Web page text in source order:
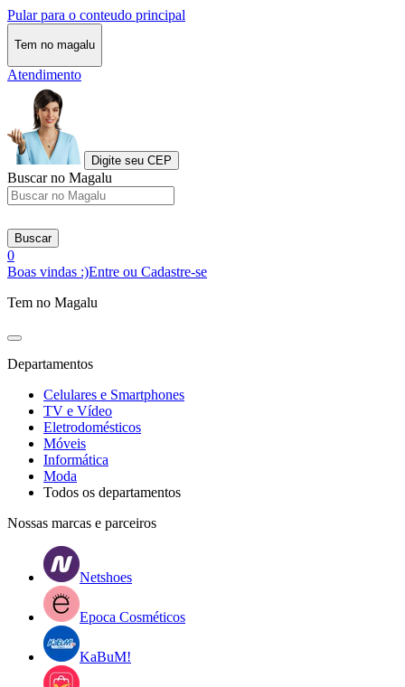
Pular para o conteudo principal
Tem no magalu
Atendimento
Digite seu CEP
Buscar no Magalu
Buscar
0
Boas vindas :)Entre ou Cadastre-se
Tem no Magalu
Departamentos
Celulares e Smartphones
TV e Vídeo
Eletrodomésticos
Móveis
Informática
Moda
Todos os departamentos
Nossas marcas e parceiros
Netshoes
Epoca Cosméticos
KaBuM!